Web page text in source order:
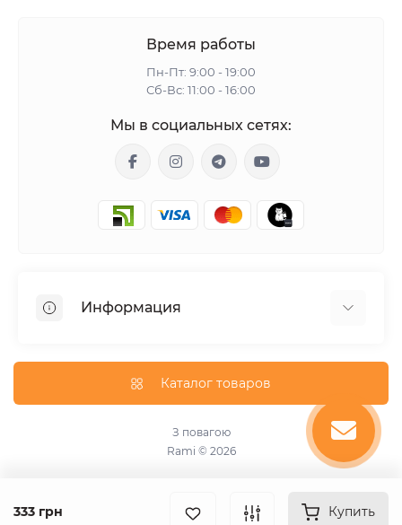
333 грн Купить
Время работы
Пн-Пт: 9:00 - 19:00
Сб-Вс: 11:00 - 16:00
Мы в социальных сетях:
Информация
О магазине
Связаться с нами
Каталог товаров
З повагою
Rami © 2026